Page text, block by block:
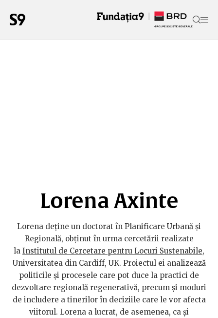
Lorena Axinte
Lorena deține un doctorat în Planificare Urbană și
Regională, obținut în urma cercetării realizate
la Institutul de Cercetare pentru Locuri Sustenabile,
Universitatea din Cardiff, UK. Proiectul ei analizează
politicile și procesele care pot duce la practici de
dezvoltare regională regenerativă, precum și moduri
de includere a tinerilor în deciziile care le vor afecta
viitorul. Lorena a lucrat, de asemenea, ca și